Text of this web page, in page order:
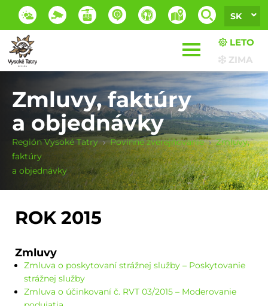
SK
LETO
ZIMA
Zmluvy, faktúry
a objednávky
Región Vysoké Tatry Povinné zverejňovanie
Zmluvy,
faktúry
a objednávky
ROK 2015
Zmluvy
Zmluva o poskytovaní strážnej služby – Poskytovanie
strážnej služby
Zmluva o účinkovaní č. RVT 03/2015 – Moderovanie